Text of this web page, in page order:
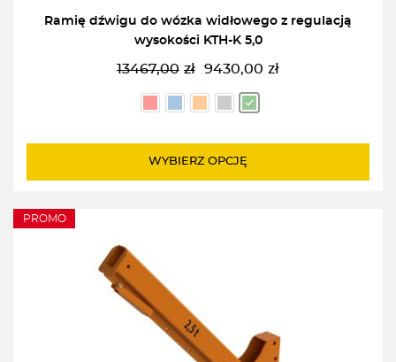
Ramię dźwigu do wózka widłowego z regulacją
wysokości KTH-K 5,0
13467,00 zł
Pierwotna
cena
wynosiła:
9430,00 zł
Aktualna
cena
wynosi:
WYBIERZ OPCJĘ
PROMO